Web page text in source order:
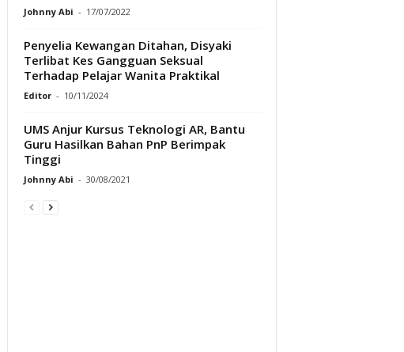
Johnny Abi - 17/07/2022
Penyelia Kewangan Ditahan, Disyaki
Terlibat Kes Gangguan Seksual
Terhadap Pelajar Wanita Praktikal
Editor - 10/11/2024
UMS Anjur Kursus Teknologi AR, Bantu
Guru Hasilkan Bahan PnP Berimpak
Tinggi
Johnny Abi - 30/08/2021